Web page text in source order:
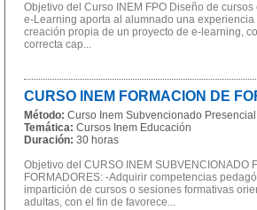
Objetivo del Curso INEM FPO Diseño de
e-Learning aporta al alumnado una
creación propia de un proyecto de e-learning,
correcta cap...
CURSO INEM FORMACION DE
Método: Curso Inem Subvencionado Presencial
Temática: Cursos Inem Educación
Duración: 30 horas
Objetivo del CURSO INEM SUBVENCIONADO
FORMADORES: -Adquirir competencias
impartición de cursos o sesiones formativas
adultas, con el fin de favorece...